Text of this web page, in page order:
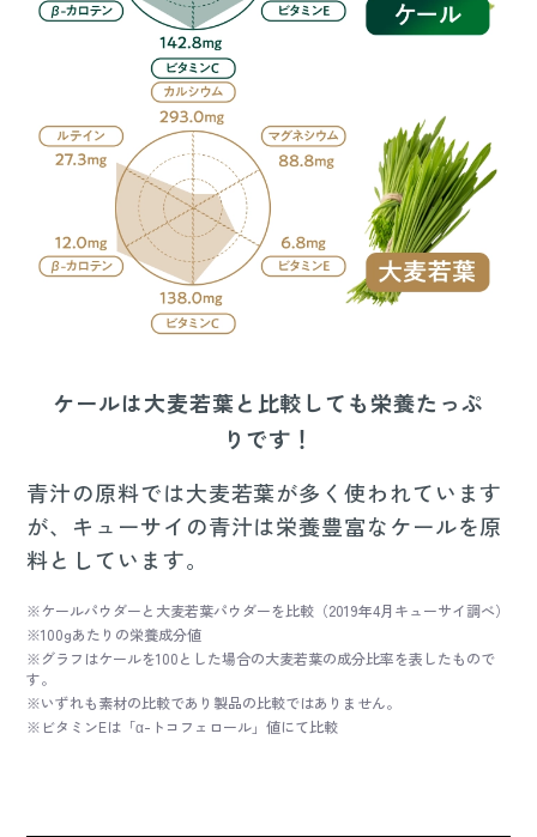
ケールは大麦若葉と比較しても栄養たっぷ
りです！
青汁の原料では大麦若葉が多く使われています
が、キューサイの青汁は栄養豊富なケールを原
料としています。
※ケールパウダーと大麦若葉パウダーを比較（2019年4月キューサイ調べ）
※100gあたりの栄養成分値
※グラフはケールを100とした場合の大麦若葉の成分比率を表したもので
す。
※いずれも素材の比較であり製品の比較ではありません。
※ビタミンEは「α-トコフェロール」値にて比較